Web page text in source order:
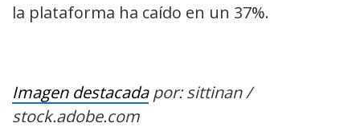
la plataforma ha caído en un 37%.
Imagen destacadapor: sittinan /
stock.adobe.com